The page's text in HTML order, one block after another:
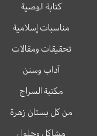
كتابة الوصية
مناسبات إسلامية
تحقيقات ومقالات
آداب وسنن
مكتبة السراج
من كل بستان زهرة
مشاكل وحلول